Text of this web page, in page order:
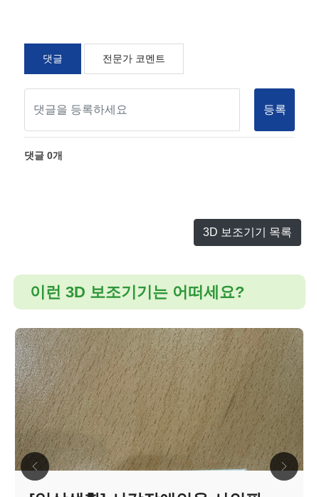
댓글 전문가 코멘트
등록
댓글0개
3D 보조기기 목록
이런 3D 보조기기는 어떠세요?